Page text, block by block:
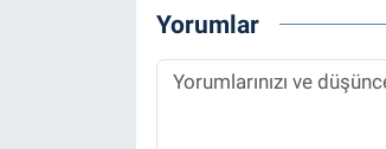
Yorumlar